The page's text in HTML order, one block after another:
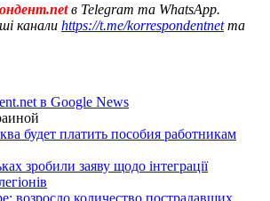
в Telegram та WhatsApp.
канали https://t.me/korrespondentnetта
в Google News
будет платить пособия работникам
зробили заяву щодо інтеграції
возросло количество пострадавших